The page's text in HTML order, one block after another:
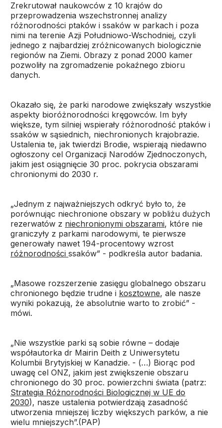
Zrekrutował naukowców z 10 krajów do
przeprowadzenia wszechstronnej analizy
różnorodności ptaków i ssaków w parkach i poza
nimi na terenie Azji Południowo-Wschodniej, czyli
jednego z najbardziej zróżnicowanych biologicznie
regionów na Ziemi. Obrazy z ponad 2000 kamer
pozwoliły na zgromadzenie pokaźnego zbioru
danych.
Okazało się, że parki narodowe zwiększały wszystkie
aspekty bioróżnorodności kręgowców. Im były
większe, tym silniej wspierały różnorodność ptaków i
ssaków w sąsiednich, niechronionych krajobrazie.
Ustalenia te, jak twierdzi Brodie, wspierają niedawno
ogłoszony cel Organizacji Narodów Zjednoczonych,
jakim jest osiągnięcie 30 proc. pokrycia obszarami
chronionymi do 2030 r.
„Jednym z najważniejszych odkryć było to, że
porównując niechronione obszary w pobliżu dużych
rezerwatów z niechronionymi obszarami, które nie
graniczyły z parkami narodowymi, te pierwsze
generowały nawet 194-procentowy wzrost
różnorodności ssaków” - podkreśla autor badania.
„Masowe rozszerzenie zasięgu globalnego obszaru
chronionego będzie trudne i kosztowne, ale nasze
wyniki pokazują, że absolutnie warto to zrobić” -
mówi.
„Nie wszystkie parki są sobie równe – dodaje
współautorka dr Mairin Deith z Uniwersytetu
Kolumbii Brytyjskiej w Kanadzie. - (…) Biorąc pod
uwagę cel ONZ, jakim jest zwiększenie obszaru
chronionego do 30 proc. powierzchni świata (patrz:
Strategia Różnorodności Biologicznej w UE do
2030), nasze ustalenia potwierdzają zasadność
utworzenia mniejszej liczby większych parków, a nie
wielu mniejszych”.(PAP)